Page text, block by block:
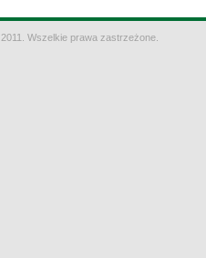
2011. Wszelkie prawa zastrzeżone.